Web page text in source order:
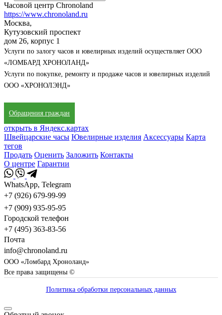
Часовой центр Chronoland
https://www.chronoland.ru
Москва,
Кутузовский проспект
дом 26, корпус 1
Услуги по залогу часов и ювелирных изделий осуществляет ООО
«ЛОМБАРД ХРОНОЛАНД»
Услуги по покупке, ремонту и продаже часов и ювелирных изделий
ООО «ХРОНОЛЭНД»
Обращения граждан
открыть в Яндекс.картах
Швейцарские часы Ювелирные изделия Аксессуары Карта
тегов
Продать Оценить Заложить Контакты
О центре Гарантии
WhatsApp, Telegram
+7 (926) 679-99-99
+7 (909) 935-95-95
Городской телефон
+7 (495) 363-83-56
Почта
info@chronoland.ru
ООО «Ломбард Хроноланд»
Все права защищены ©
Политика обработки персональных данных